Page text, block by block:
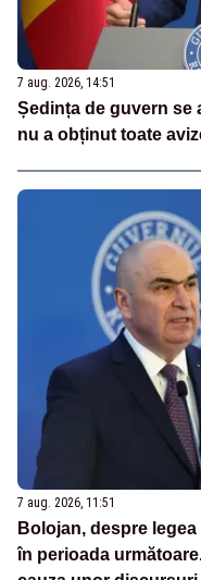
7 aug. 2026, 14:51
Ședința de guvern se
nu a obținut toate
7 aug. 2026, 11:51
Bolojan, despre
în perioada